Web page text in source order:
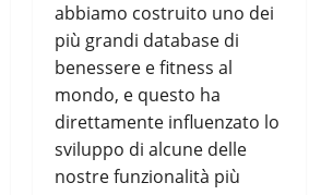
abbiamo costruito uno dei
più grandi database di
benessere e fitness al
mondo, e questo ha
direttamente influenzato lo
sviluppo di alcune delle
nostre funzionalità più